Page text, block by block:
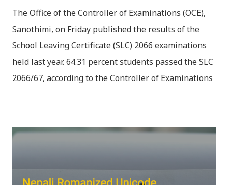
The Office of the Controller of Examinations (OCE),
Sanothimi, on Friday published the results of the
School Leaving Certificate (SLC) 2066 examinations
held last year. 64.31 percent students passed the SLC
2066/67, according to the Controller of Examinations
Download the file and search your ‘symbol number’.
can follow THT (symbol no. and birth date required).